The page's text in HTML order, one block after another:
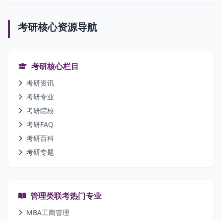
考研核心资源导航
考研核心栏目
考研资讯
考研专业
考研院校
考研FAQ
考研百科
考研专题
管理类联考热门专业
MBA工商管理